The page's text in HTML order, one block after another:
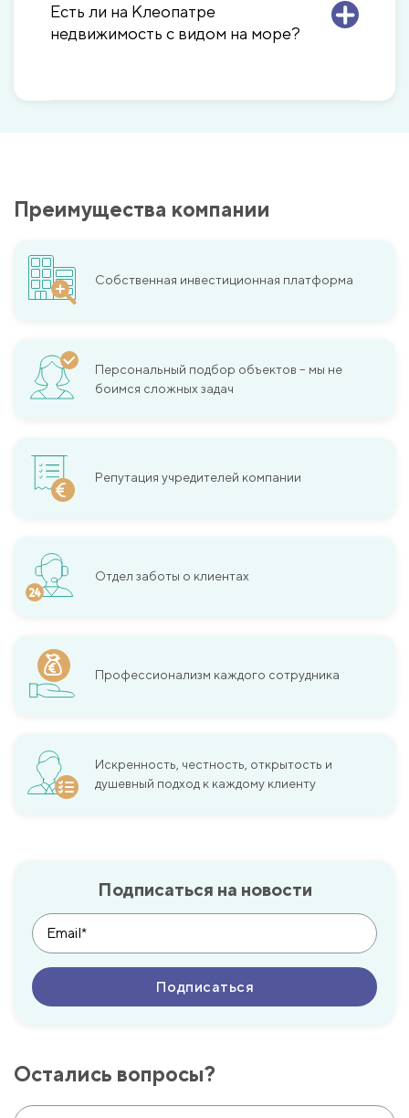
Есть ли на Клеопатре
недвижимость с видом на море?
Преимущества компании
Собственная инвестиционная платформа
Персональный подбор объектов – мы не
боимся сложных задач
Репутация учредителей компании
Отдел заботы о клиентах
Профессионализм каждого сотрудника
Искренность, честность, открытость и
душевный подход к каждому клиенту
Подписаться на новости
Остались вопросы?